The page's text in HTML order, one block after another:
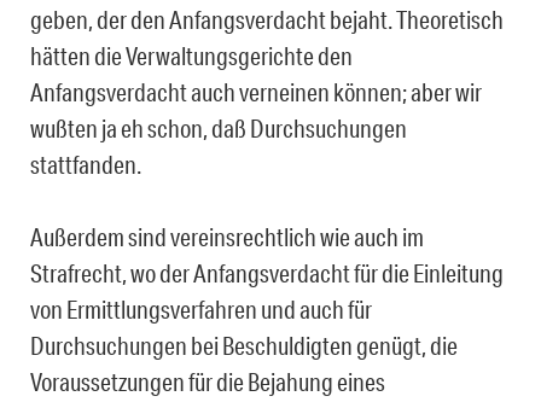
geben, der den Anfangsverdacht bejaht. Theoretisch
hätten die Verwaltungsgerichte den
Anfangsverdacht auch verneinen können; aber wir
wußten ja eh schon, daß Durchsuchungen
stattfanden.
Außerdem sind vereinsrechtlich wie auch im
Strafrecht, wo der Anfangsverdacht für die Einleitung
von Ermittlungsverfahren und auch für
Durchsuchungen bei Beschuldigten genügt, die
Voraussetzungen für die Bejahung eines